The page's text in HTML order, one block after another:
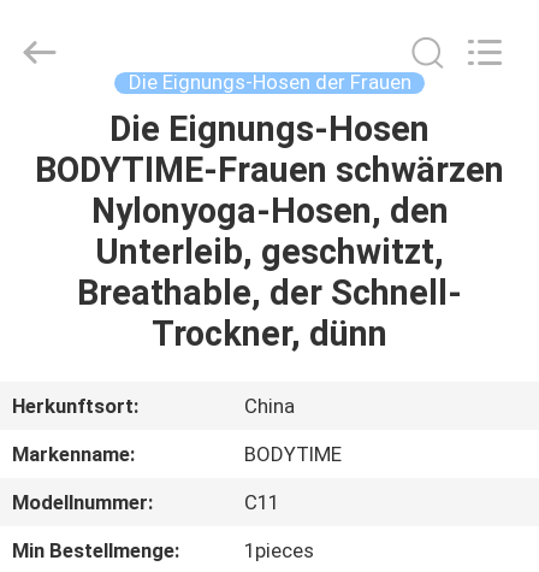
PRODUKTE
ÜBER
FABRIK-
AUSFLUG
QUALITÄTSKONTROLLE
Technology
Die Eignungs-Hosen der Frauen
Die Eignungs-Hosen
BODYTIME-Frauen schwärzen
Nylonyoga-Hosen, den
Unterleib, geschwitzt,
Breathable, der Schnell-
Trockner, dünn
Herkunftsort:
China
Markenname:
BODYTIME
Modellnummer:
C11
Min Bestellmenge:
1pieces